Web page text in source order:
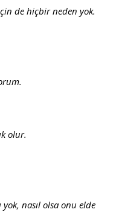
de hiçbir neden yok.
olur.
nasıl olsa onu elde